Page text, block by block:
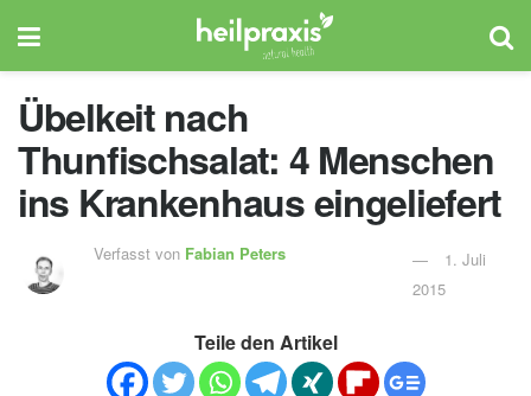
Übelkeit nach
Thunfischsalat: 4 Menschen
ins Krankenhaus eingeliefert
Verfasst von Fabian Peters
1. Juli
2015
Teile den Artikel